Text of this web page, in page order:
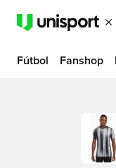
Fútbol Fanshop